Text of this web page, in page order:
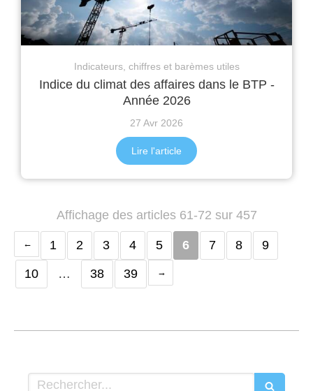
Indicateurs, chiffres et barèmes utiles
Indice du climat des affaires dans le BTP -
Année 2026
27 Avr 2026
Lire l'article
Affichage des articles 61-72 sur 457
1 2 3 4 5 6 7 8 9
10 … 38 39
Rechercher